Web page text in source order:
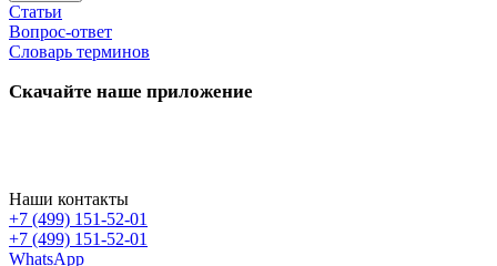
Статьи
Вопрос-ответ
Словарь терминов
Скачайте наше приложение
Наши контакты
+7 (499) 151-52-01
+7 (499) 151-52-01
WhatsApp